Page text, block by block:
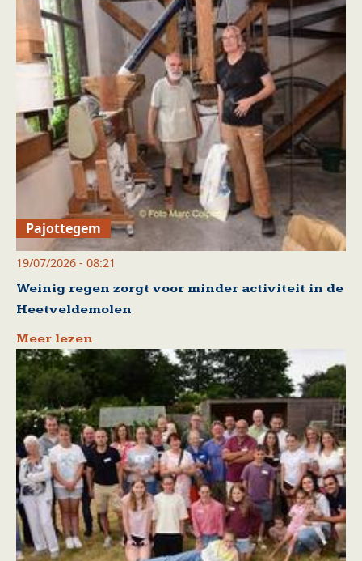
Pajottegem
19/07/2026 - 08:21
Weinig regen zorgt voor minder activiteit in de
Heetveldemolen
Meer lezen